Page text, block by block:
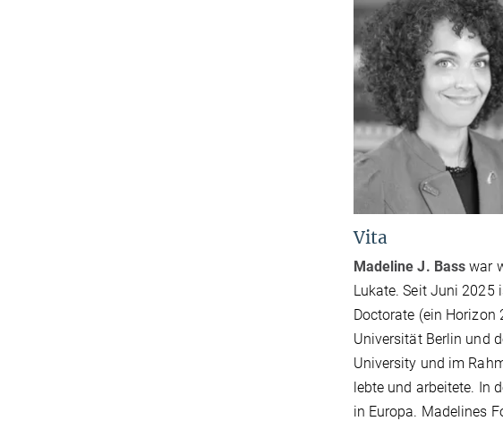
Vita
Madeline J. Bass war
Lukate. Seit Juni 2025
Doctorate (ein Horizon
Universität Berlin und
University und im
lebte und arbeitete. In
in Europa. Madelines